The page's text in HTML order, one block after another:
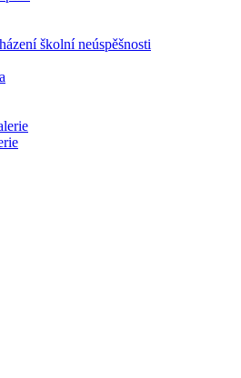
školní neúspěšnosti